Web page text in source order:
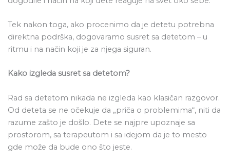
Tek nakon toga, ako procenimo da je detetu potrebna
direktna podrška, dogovaramo susret sa detetom – u
ritmu i na način koji je za njega siguran.
Kako izgleda susret sa detetom?
Rad sa detetom nikada ne izgleda kao klasičan razgovor.
Od deteta se ne očekuje da „priča o problemima“, niti da
razume zašto je došlo. Dete se najpre upoznaje sa
prostorom, sa terapeutom i sa idejom da je to mesto
gde može da bude ono što jeste.